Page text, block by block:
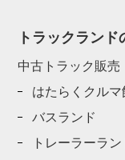
トラックランド
中古トラック販売
はたらくクルマ
バスランド
トレーラーラン